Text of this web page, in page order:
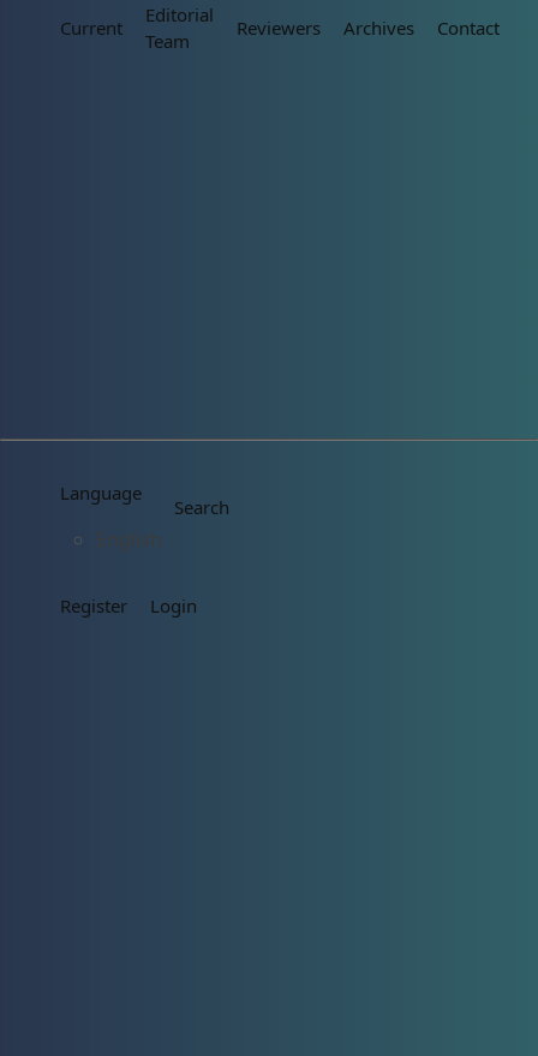
Current
Editorial
Team
Reviewers Archives Contact
Language
English
Search
Register Login